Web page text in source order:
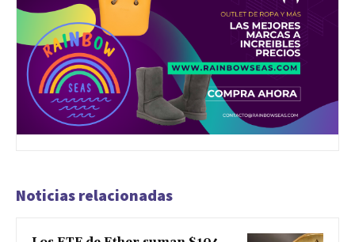
Noticias relacionadas